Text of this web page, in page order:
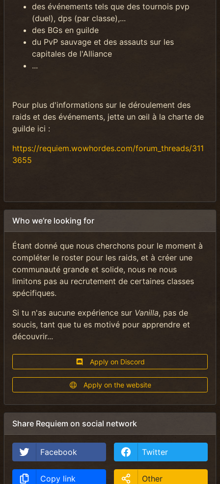
des événements tels que des tournois pvp
(duel), dps (par classe),...
des BGs en guilde
du PvP sauvage et des assauts sur les
capitales de l'Alliance
...
Pour plus d'informations sur le déroulement des
raids et des événements, jette un œil à la charte de
guilde ici :
https://requiem.wowhordes.com/forum_threads/311
3655
Who we’re looking for
Étant donné que nous cherchons pour le moment à
compléter le roster pour les raids, et à créer une
communauté grande et solide, nous ne nous
limitons pas au recrutement de certaines classes
spécifiques.
Si tu n'as aucune expérience sur Vanilla, pas de
soucis, tant que tu es motivé pour apprendre et
découvrir...
Apply on Discord
Apply on the website
Share Requiem on social network
Facebook Twitter
Copy link Other